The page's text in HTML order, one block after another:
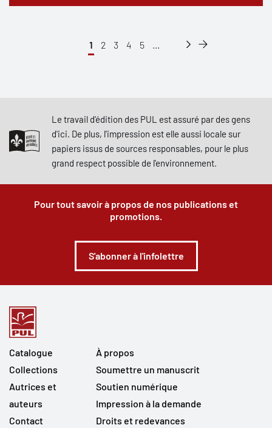
1 2 3 4 5 ...
Le travail d'édition des PUL est assuré par des gens
d'ici. De plus, l'impression est elle aussi locale sur
papiers issus de sources responsables, pour le plus
grand respect possible de l'environnement.
Pour tout savoir à propos de nos publications et
promotions.
S'abonner à l'infolettre
Catalogue
Collections
Autrices et
auteurs
Contact
À propos
Soumettre un manuscrit
Soutien numérique
Impression à la demande
Droits et redevances